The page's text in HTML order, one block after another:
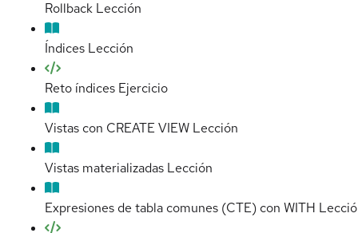
Rollback Lección
Índices Lección
Reto índices Ejercicio
Vistas con CREATE VIEW Lección
Vistas materializadas Lección
Expresiones de tabla comunes (CTE) con WITH